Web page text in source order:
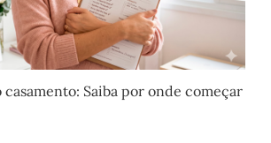
Saiba por onde começar